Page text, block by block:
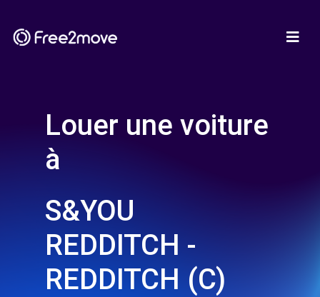
Louer une voiture
à
S&YOU
REDDITCH -
REDDITCH (C)